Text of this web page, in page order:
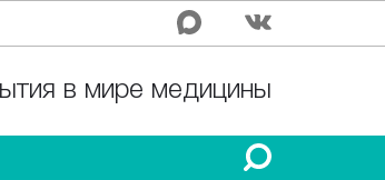
в мире медицины